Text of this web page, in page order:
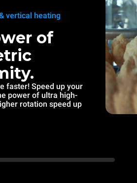
vertical heating
of
faster! Speed up your
power of ultra high-
rotation speed up